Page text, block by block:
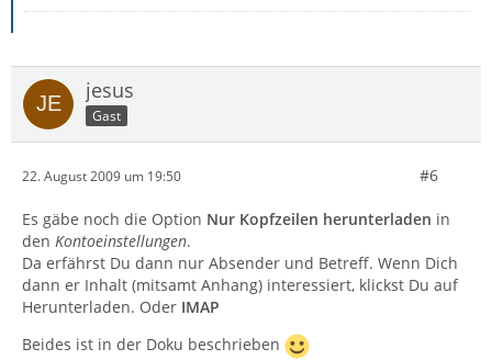
jesus
Gast
22. August 2009 um 19:50 #6
Es gäbe noch die Option Nur Kopfzeilen herunterladen in
den Kontoeinstellungen.
Da erfährst Du dann nur Absender und Betreff. Wenn Dich
dann er Inhalt (mitsamt Anhang) interessiert, klickst Du auf
Herunterladen. Oder IMAP
Beides ist in der Doku beschrieben